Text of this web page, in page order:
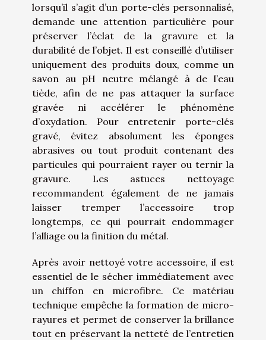
lorsqu’il s’agit d’un porte-clés personnalisé,
demande une attention particulière pour
préserver l’éclat de la gravure et la
durabilité de l’objet. Il est conseillé d’utiliser
uniquement des produits doux, comme un
savon au pH neutre mélangé à de l’eau
tiède, afin de ne pas attaquer la surface
gravée ni accélérer le phénomène
d’oxydation. Pour entretenir porte-clés
gravé, évitez absolument les éponges
abrasives ou tout produit contenant des
particules qui pourraient rayer ou ternir la
gravure. Les astuces nettoyage
recommandent également de ne jamais
laisser tremper l’accessoire trop
longtemps, ce qui pourrait endommager
l’alliage ou la finition du métal.
Après avoir nettoyé votre accessoire, il est
essentiel de le sécher immédiatement avec
un chiffon en microfibre. Ce matériau
technique empêche la formation de micro-
rayures et permet de conserver la brillance
tout en préservant la netteté de l’entretien